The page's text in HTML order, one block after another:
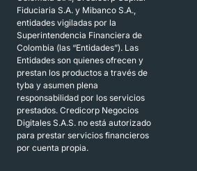
Fiduciaria S.A. y Mibanco S.A.,
entidades vigiladas por la
Superintendencia Financiera de
Colombia (las “Entidades”). Las
Entidades son quienes ofrecen y
prestan los productos a través de
tyba y asumen plena
responsabilidad por los servicios
prestados. Credicorp Negocios
Digitales S.A.S. no está autorizado
para prestar servicios financieros
por cuenta propia.